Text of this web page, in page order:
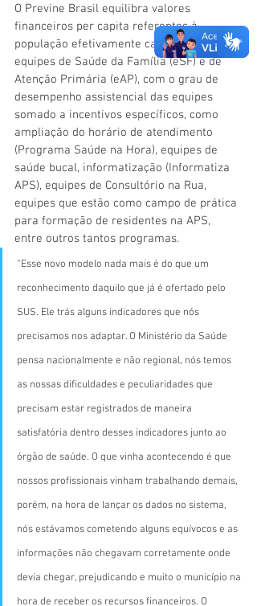
O Previne Brasil equilibra valores
financeiros per capita referentes à
população efetivamente cadastrada nas
equipes de Saúde da Família (eSF) e de
Atenção Primária (eAP), com o grau de
desempenho assistencial das equipes
somado a incentivos específicos, como
ampliação do horário de atendimento
(Programa Saúde na Hora), equipes de
saúde bucal, informatização (Informatiza
APS), equipes de Consultório na Rua,
equipes que estão como campo de prática
para formação de residentes na APS,
entre outros tantos programas.
“Esse novo modelo nada mais é do que um
reconhecimento daquilo que já é ofertado pelo
SUS. Ele trás alguns indicadores que nós
precisamos nos adaptar. O Ministério da Saúde
pensa nacionalmente e não regional, nós temos
as nossas dificuldades e peculiaridades que
precisam estar registrados de maneira
satisfatória dentro desses indicadores junto ao
órgão de saúde. O que vinha acontecendo é que
nossos profissionais vinham trabalhando demais,
porém, na hora de lançar os dados no sistema,
nós estávamos cometendo alguns equívocos e as
informações não chegavam corretamente onde
devia chegar, prejudicando e muito o município na
hora de receber os recursos financeiros. O